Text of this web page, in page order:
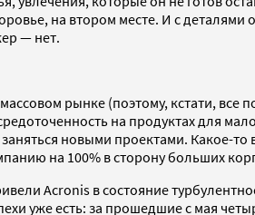
на втором месте. И с деталями
— нет.
рынке (поэтому, кстати, все
на продуктах для
новыми проектами. Какое-то
на 100% в сторону больших
Acronis в состояние
уже есть: за прошедшие с мая